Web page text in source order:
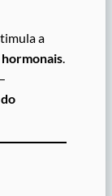
a
hormonais.